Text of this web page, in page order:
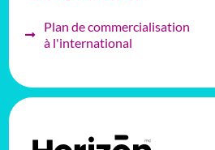
Plan de commercialisation
à l'international